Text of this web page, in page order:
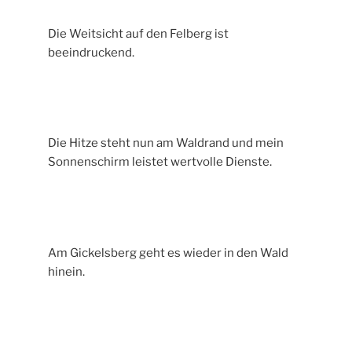
Die Weitsicht auf den Felberg ist
beeindruckend.
Die Hitze steht nun am Waldrand und mein
Sonnenschirm leistet wertvolle Dienste.
Am Gickelsberg geht es wieder in den Wald
hinein.